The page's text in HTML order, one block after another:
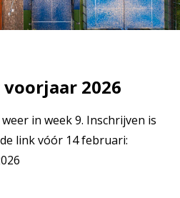
2026
in week 9. Inschrijven is
link vóór 14 februari: